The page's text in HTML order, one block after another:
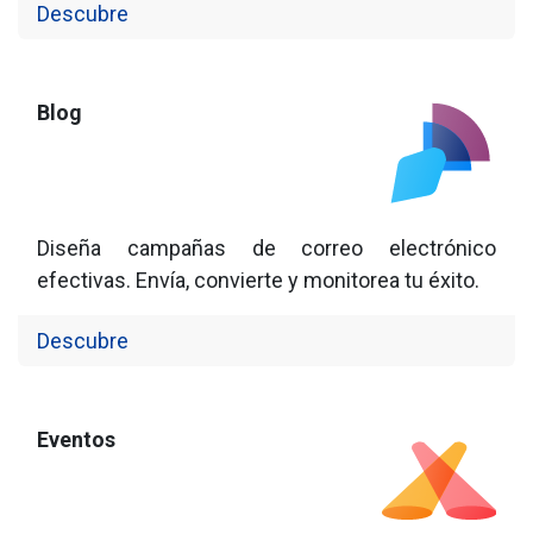
Descubre
Blog
Diseña campañas de correo electrónico
efectivas. Envía, convierte y monitorea tu éxito.
Descubre
Eventos